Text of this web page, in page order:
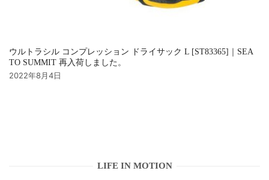
ウルトラシル コンプレッション ドライサック L [ST83365]｜SEA
TO SUMMIT 再入荷しました。
2022年8月4日
LIFE IN MOTION